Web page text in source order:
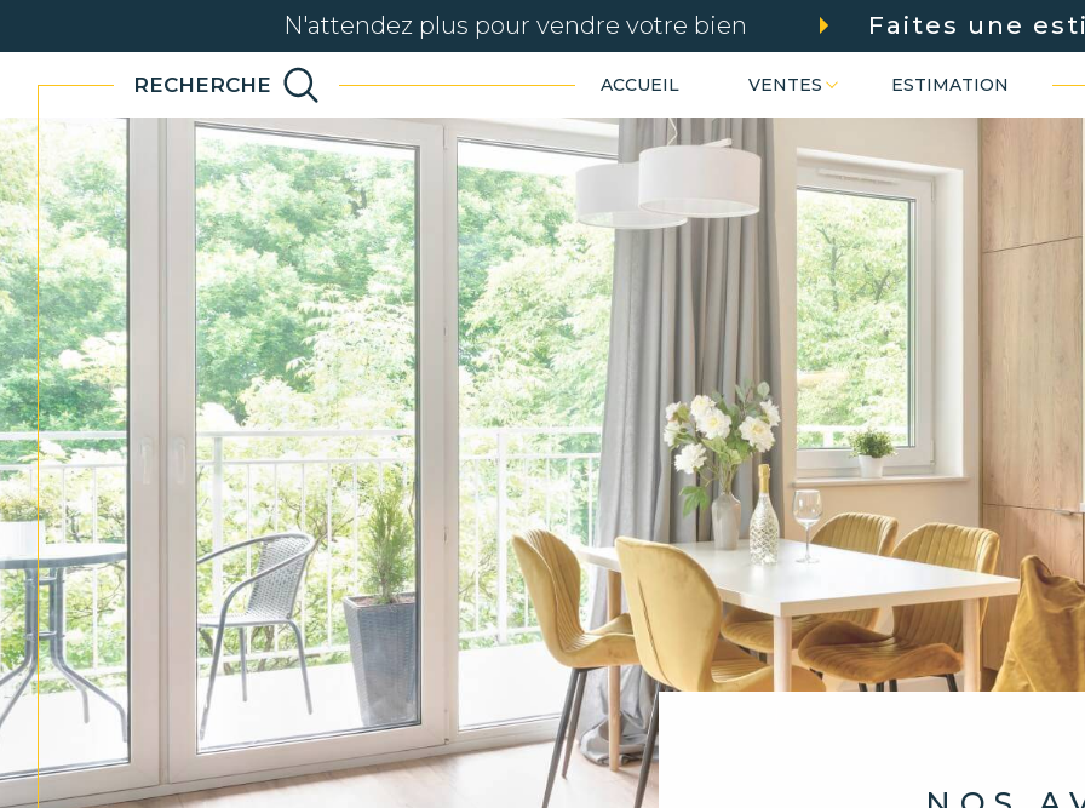
N'attendez plus pour vendre votre bien Faites une
ACCUEIL VENTES
ancien immo pro terrains
ESTIMATION
RECHERCHE
Acheter
de l'ancien
de l'ancien
de l'immo pro
Louer
à l'année
Estimer
TYPE DE BIEN BUDGET
Voir les48annonces